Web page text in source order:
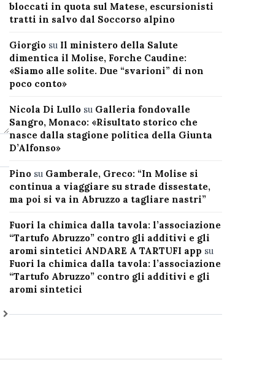
bloccati in quota sul Matese, escursionisti
tratti in salvo dal Soccorso alpino
Giorgiosu Il ministero della Salute
dimentica il Molise, Forche Caudine:
«Siamo alle solite. Due “svarioni” di non
poco conto»
Nicola Di Lullosu Galleria fondovalle
Sangro, Monaco: «Risultato storico che
nasce dalla stagione politica della Giunta
D’Alfonso»
Pinosu Gamberale, Greco: “In Molise si
continua a viaggiare su strade dissestate,
ma poi si va in Abruzzo a tagliare nastri”
Fuori la chimica dalla tavola: l’associazione
“Tartufo Abruzzo” contro gli additivi e gli
aromi sintetici ANDARE A TARTUFI app su
Fuori la chimica dalla tavola: l’associazione
“Tartufo Abruzzo” contro gli additivi e gli
aromi sintetici